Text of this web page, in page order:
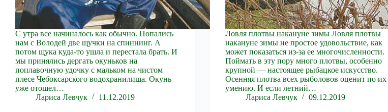
С утра все начиналось как обычно. Попались
нам с Володей две щучки на спиннинг. А
потом щука куда-то ушла и перестала брать. И
мы принялись дергать окуньков на
поплавочную удочку с мальком на чистом
плесе Чебоксарского водохранилища. Окунь
уже отошел…
Лариса Левчук
11.12.2019
Ловля плотвы накануне зимы Ловля плотвы
накануне зимы не простое удовольствие, как
может показаться из-за ее многочисленности.
Поймать в эту пору много плотвы, особенно
крупной — настоящее рыбацкое искусство.
Осенняя плотва всех рыболовов оценит по их
умению. И если летний…
Лариса Левчук
09.12.2019